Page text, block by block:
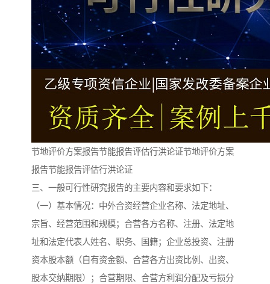
节地评价方案报告节能报告评估行洪论证节地评价方案
报告节能报告评估行洪论证
三、一般可行性研究报告的主要内容和要求如下：
（一）基本情况：中外合资经营企业名称、法定地址、
宗旨、经营范围和规模；合营各方名称、注册、法定地
址和法定代表人姓名、职务、国籍；企业总投资、注册
资本股本额（自有资金额、合营各方出资比例、出资、
股本交纳期限）；合营期限、合营方利润分配及亏损分